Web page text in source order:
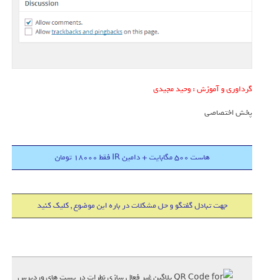
گرداوری و آموزش : وحید مجیدی
پخش اختصاصی
هاست 500 مگابایت + دامین IR فقط 18000 تومان
جهت تبادل گفتگو و حل مشکلات در باره این موضوع , کلیک کنید